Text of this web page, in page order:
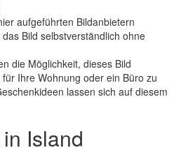
aufgeführten Bildanbietern
Bild selbstverständlich ohne
die Möglichkeit, dieses Bild
Ihre Wohnung oder ein Büro zu
lassen sich auf diesem
Island